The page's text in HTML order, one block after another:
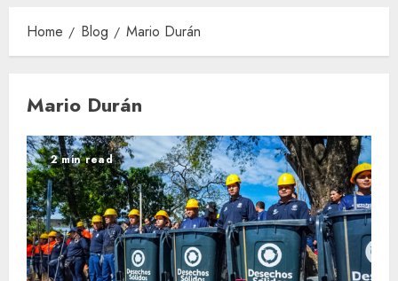
Home Blog Mario Durán
Mario Durán
2 min read